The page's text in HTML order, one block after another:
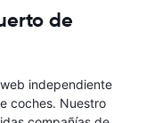
de
independiente
coches. Nuestro